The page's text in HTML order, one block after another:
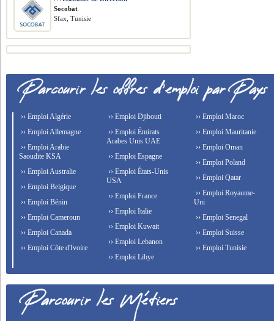
Socobat
Sfax, Tunisie
›› Emploi Algérie
›› Emploi Allemagne
›› Emploi Arabie
Saoudite KSA
›› Emploi Australie
›› Emploi Belgique
›› Emploi Bénin
›› Emploi Cameroun
›› Emploi Canada
›› Emploi Côte d'Ivoire
›› Emploi Djibouti
›› Emploi Émirats
Arabes Unis UAE
›› Emploi Espagne
›› Emploi États-Unis
USA
›› Emploi France
›› Emploi Italie
›› Emploi Kuwait
›› Emploi Lebanon
›› Emploi Libye
›› Emploi Maroc
›› Emploi Mauritanie
›› Emploi Oman
›› Emploi Poland
›› Emploi Qatar
›› Emploi Royaume-
Uni
›› Emploi Senegal
›› Emploi Suisse
›› Emploi Tunisie